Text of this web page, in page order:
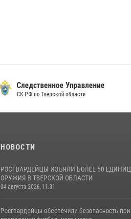
Следственное Управление
СК РФ по Тверской области
НОВОСТИ
РОСГВАРДЕЙЦЫ ИЗЪЯЛИ БОЛЕЕ 50 ЕДИНИЦ
ОРУЖИЯ В ТВЕРСКОЙ ОБЛАСТИ
04 августа 2026, 11:31
Росгвардейцы обеспечили безопасность при